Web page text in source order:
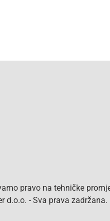
pravo na tehničke
d.o.o. - Sva prava zadržana.